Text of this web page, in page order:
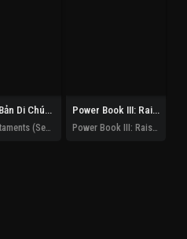
Những Bản Di Chúc (Phần 1) Power Book III: Raising Kanan (Phần 5)